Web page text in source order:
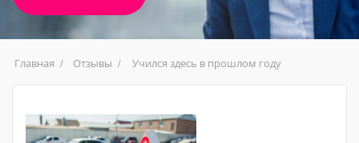
Главная Отзывы Учился здесь в прошлом году